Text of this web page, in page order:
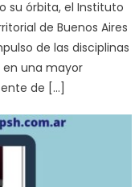
su órbita, el Instituto
de Buenos Aires
de las disciplinas
una mayor
de […]